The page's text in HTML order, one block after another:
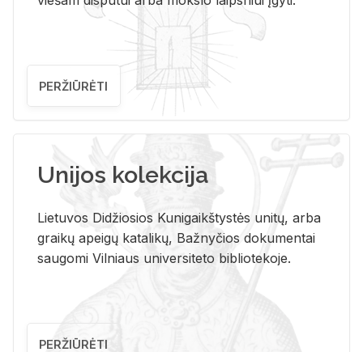
PERŽIŪRĖTI
Unijos kolekcija
Lietuvos Didžiosios Kunigaikštystės unitų, arba
graikų apeigų katalikų, Bažnyčios dokumentai
saugomi Vilniaus universiteto bibliotekoje.
PERŽIŪRĖTI